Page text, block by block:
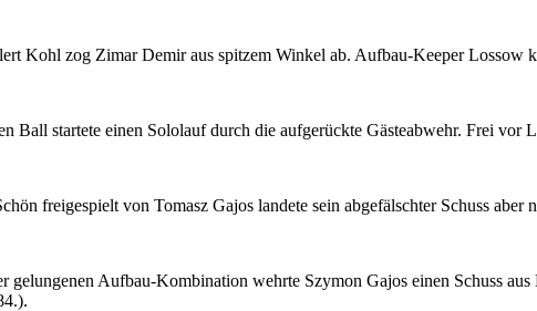
Kohl zog Zimar Demir aus spitzem Winkel ab. Aufbau-Keeper Lossow
Ball startete einen Sololauf durch die aufgerückte Gästeabwehr. Frei vor
freigespielt von Tomasz Gajos landete sein abgefälschter Schuss aber
gelungenen Aufbau-Kombination wehrte Szymon Gajos einen Schuss